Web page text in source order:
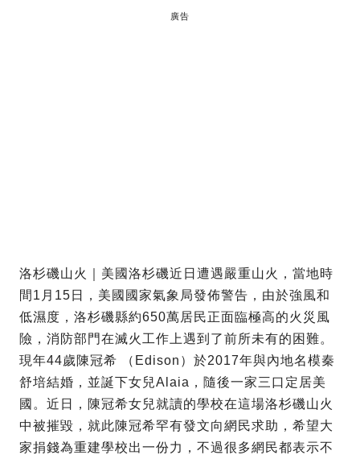
廣告
洛杉磯山火｜美國洛杉磯近日遭遇嚴重山火，當地時
間1月15日，美國國家氣象局發佈警告，由於強風和
低濕度，洛杉磯縣約650萬居民正面臨極高的火災風
險，消防部門在滅火工作上遇到了前所未有的困難。
現年44歲陳冠希 （Edison）於2017年與內地名模秦
舒培結婚，並誕下女兒Alaia，隨後一家三口定居美
國。近日，陳冠希女兒就讀的學校在這場洛杉磯山火
中被摧毀，就此陳冠希罕有發文向網民求助，希望大
家捐錢為重建學校出一份力，不過很多網民都表示不